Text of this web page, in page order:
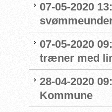
07-05-2020
07-05-2020
træner med
28-04-2020
Kommune